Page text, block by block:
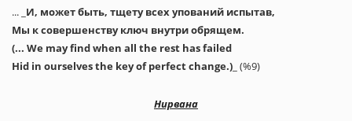
... _ И, может быть, тщету всех упований испытав,
Мы к совершенству ключ внутри обрящем.
(... We may find when all the rest has failed
Hid in ourselves the key of perfect change.) _ (%9)
Нирвана